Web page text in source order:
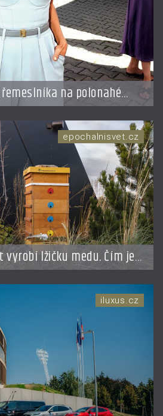
na polonahé
vyrobí lžičku medu. Čím je
tak ceněný?
epochalnisvet.cz
iluxus.cz